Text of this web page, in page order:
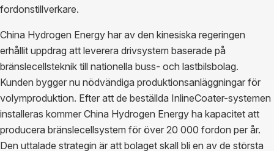
fordonstillverkare.
China Hydrogen Energy har av den kinesiska regeringen
erhållit uppdrag att leverera drivsystem baserade på
bränslecellsteknik till nationella buss- och lastbilsbolag.
Kunden bygger nu nödvändiga produktionsanläggningar för
volymproduktion. Efter att de beställda InlineCoater-systemen
installeras kommer China Hydrogen Energy ha kapacitet att
producera bränslecellsystem för över 20 000 fordon per år.
Den uttalade strategin är att bolaget skall bli en av de största